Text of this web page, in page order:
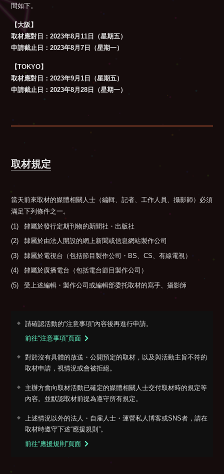
間如下。
【大阪】
取材應對日：2023年8月11日（星期五）
申請截止日：2023年8月7日（星期一）
【TOKYO】
取材應對日：2023年9月1日（星期五）
申請截止日：2023年8月28日（星期一）
取材規定
當天前來取材的媒體相關人士（編輯、記者、工作人員、攝影師）必須
滿足下列條件之一。
隸屬於發行定期刊物的新聞社・出版社
隸屬於由法人開設的網上新聞或信息網站製作公司
隸屬於電視台（包括節目製作公司・BS、CS、有線電視）
隸屬於廣播電台（包括電台節目製作公司）
受上述編輯・製作公司或編輯部委托取材的寫手、攝影師
請確認活動的“注意事項”內容後再進行申請。
前往“注意事項”頁面
對於沒有具體的放送・公開預定的取材，以及與活動主旨不符的
取材申請，視情況或會被拒絕。
主辦方會向取材活動已確定的媒體相關人士交付取材時的規定等
內容。並默認取材前提為遵守所有規定。
上述情況以外的法人・自雇人士・運營私人博客或SNS者，請在
取材時遵守下述“應援規則”。
前往“應援規則”頁面